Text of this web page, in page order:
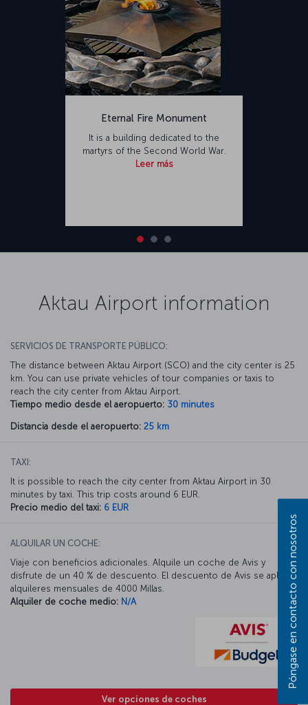
Eternal Fire Monument
It is a building dedicated to the
martyrs of the Second World War.
Leer más
Aktau Airport information
SERVICIOS DE TRANSPORTE PÚBLICO:
The distance between Aktau Airport (SCO) and the city center is 25
km. You can use private vehicles of tour companies or taxis to
reach the city center from Aktau Airport.
Tiempo medio desde el aeropuerto: 30 minutes
Distancia desde el aeropuerto: 25 km
TAXI:
It is possible to reach the city center from Aktau Airport in 30
minutes by taxi. This trip costs around 6 EUR.
Precio medio del taxi: 6 EUR
ALQUILAR UN COCHE:
Viaje con beneficios adicionales. Alquile un coche de Avis y
disfrute de un 40 % de descuento. El descuento de Avis se aplica a
alquileres mensuales de 4000 Millas.
Alquiler de coche medio: N/A
Ver opciones de coches
Póngase en contacto con nosotros